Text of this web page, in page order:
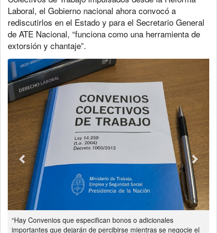
Laboral, el Gobierno nacional ahora convocó a
rediscutirlos en el Estado y para el Secretario General
de ATE Nacional, “funciona como una herramienta de
extorsión y chantaje”.
“Hay Convenios que especifican bonos o adicionales
importantes que dejarán de percibirse mientras se negocie el
Previous